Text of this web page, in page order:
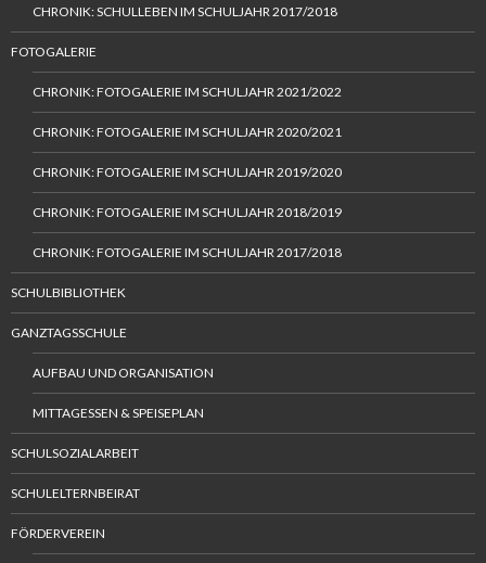
CHRONIK: SCHULLEBEN IM SCHULJAHR 2017/2018
FOTOGALERIE
CHRONIK: FOTOGALERIE IM SCHULJAHR 2021/2022
CHRONIK: FOTOGALERIE IM SCHULJAHR 2020/2021
CHRONIK: FOTOGALERIE IM SCHULJAHR 2019/2020
CHRONIK: FOTOGALERIE IM SCHULJAHR 2018/2019
CHRONIK: FOTOGALERIE IM SCHULJAHR 2017/2018
SCHULBIBLIOTHEK
GANZTAGSSCHULE
AUFBAU UND ORGANISATION
MITTAGESSEN & SPEISEPLAN
SCHULSOZIALARBEIT
SCHULELTERNBEIRAT
FÖRDERVEREIN